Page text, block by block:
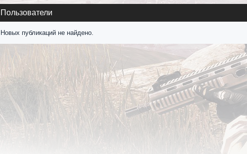
Пользователи
Новых публикаций не найдено.